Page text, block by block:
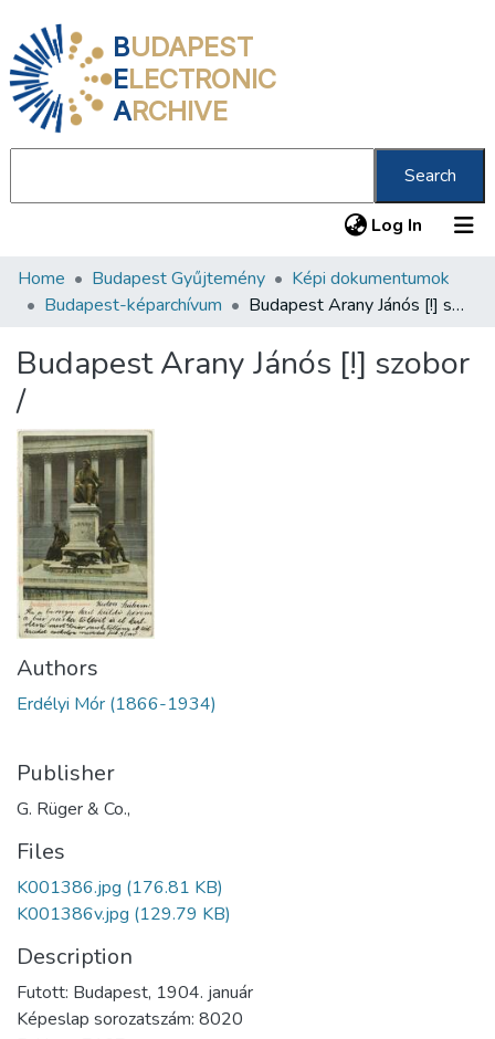
BUDAPEST
ELECTRONIC
ARCHIVE
Search
Log In (current)
Communities & Collections
Statistics
About us
Home Budapest Gyűjtemény
Képi dokumentumok
Budapest-képarchívum
Budapest Arany Jánós [!] szobor /
Budapest Arany Jánós [!] szobor
/
Authors
Erdélyi Mór (1866-1934)
Publisher
G. Rüger & Co.,
Files
K001386.jpg (176.81 KB)
K001386v.jpg (129.79 KB)
Description
Futott: Budapest, 1904. január
Képeslap sorozatszám: 8020